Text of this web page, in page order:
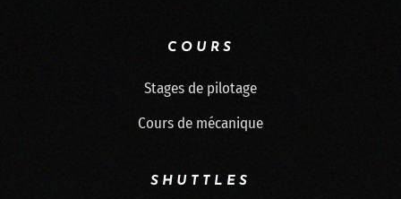
COURS
Stages de pilotage
Cours de mécanique
SHUTTLES